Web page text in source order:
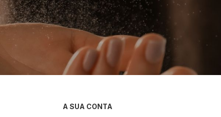
A SUA CONTA